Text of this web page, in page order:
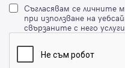
Съгласявам се личните
при използване на
свързаните с него